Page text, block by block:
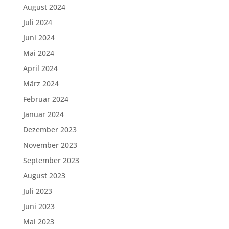
August 2024
Juli 2024
Juni 2024
Mai 2024
April 2024
März 2024
Februar 2024
Januar 2024
Dezember 2023
November 2023
September 2023
August 2023
Juli 2023
Juni 2023
Mai 2023